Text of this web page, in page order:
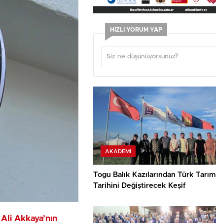
Akkaya’nın
HIZLI YORUM YAP
AKADEMI
Togu Balık Kazılarından Türk Tarım
Tarihini Değiştirecek Keşif